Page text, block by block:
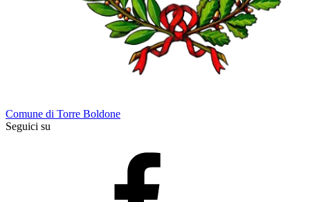
Comune di Torre Boldone
Seguici su